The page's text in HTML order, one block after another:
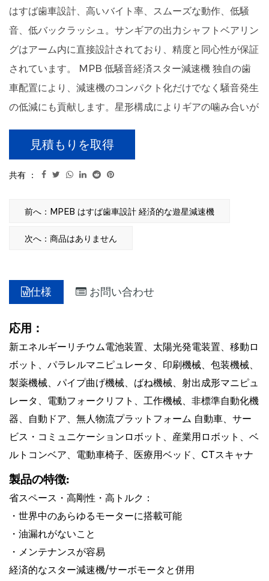
はすば歯車設計、高いバイト率、スムーズな動作、低騒
音、低バックラッシュ。サンギアの出力シャフトベアリン
グはアーム内に直接設計されており、精度と同心性が保証
されています。 MPB 低騒音経済スター減速機 独自の歯
車配置により、減速機のコンパクト化だけでなく騒音発生
の低減にも貢献します。星形構成によりギアの噛み合いが
動作が保証されます。この特性は、実験装置、医療機器、
度と同心性を確保するためにアームに直接設計されていま
牲にすることなく、コスト効率を重視して設計されていま
す。合理化されたデザインにより、手頃な価格になるだけ
ます。経済効率を重視しているため、MPB スター減速機
強化したいと考えている業界にとって魅力的な選択肢とな
っています。
見積もりを取得
共有 ：
前へ：MPEB はすば歯車設計 経済的な遊星減速機
次へ：商品はありません
仕様 お問い合わせ
応用：
新エネルギーリチウム電池装置、太陽光発電装置、移動ロ
ボット、パラレルマニピュレータ、印刷機械、包装機械、
製薬機械、パイプ曲げ機械、ばね機械、射出成形マニピュ
レータ、電動フォークリフト、工作機械、非標準自動化機
器、自動ドア、無人物流プラットフォーム 自動車、サー
ビス・コミュニケーションロボット、産業用ロボット、ベ
ルトコンベア、電動車椅子、医療用ベッド、CTスキャナ
製品の特徴:
省スペース・高剛性・高トルク：
・世界中のあらゆるモーターに搭載可能
・油漏れがないこと
・メンテナンスが容易
経済的なスター減速機/サーボモータと併用